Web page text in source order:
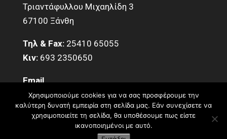
Τριαντάφυλλου Μιχαηλίδη 3
67100 Ξάνθη
Τηλ & Fax:25410 65055
Κιν:693 2350650
Email
info@KentroDomisis.eu
Χρησιμοποιούμε cookies για να σας προσφέρουμε την
καλύτερη δυνατή εμπειρία στη σελίδα μας. Εάν συνεχίσετε να
χρησιμοποιείτε τη σελίδα, θα υποθέσουμε πως είστε
ικανοποιημένοι με αυτό.